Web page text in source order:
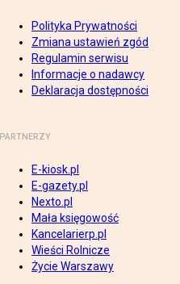
Polityka Prywatności
Zmiana ustawień zgód
Regulamin serwisu
Informacje o nadawcy
Deklaracja dostępności
PARTNERZY
E-kiosk.pl
E-gazety.pl
Nexto.pl
Mała księgowość
Kancelarierp.pl
Wieści Rolnicze
Życie Warszawy